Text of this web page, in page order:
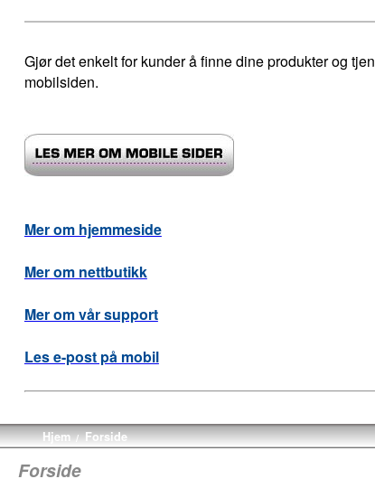
Gjør det enkelt for kunder å finne dine produkter og
mobilsiden.
Mer om hjemmeside
Mer om nettbutikk
Mer om vår support
Les e-post på mobil
Hjem / Forside
Forside